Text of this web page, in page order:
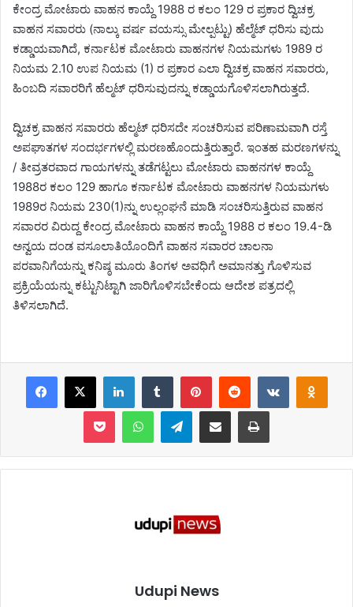
ಕೇಂದ್ರ ಮೋಟಾರು ವಾಹನ ಕಾಯ್ದೆ 1988 ರ ಕಲಂ 129 ರ ಪ್ರಕಾರ ದ್ವಿಚಕ್ರ
ವಾಹನ ಸವಾರರು (ನಾಲ್ಕು ವರ್ಷ ವಯಸ್ಸು ಮೇಲ್ಪಟ್ಟು) ಹೆಲ್ಮೆಟ್‌ ಧರಿಸು ವುದು
ಕಡ್ಡಾಯವಾಗಿದೆ, ಕರ್ನಾಟಕ ಮೋಟಾರು ವಾಹನಗಳ ನಿಯಮಗಳು 1989 ರ
ನಿಯಮ 2.10 ಉಪ ನಿಯಮ (1) ರ ಪ್ರಕಾರ ಎಲಾ ದ್ವಿಚಕ್ರ ವಾಹನ ಸವಾರರು,
ಹಿಂಬದಿ ಸವಾರರಿಗೆ ಹೆಲ್ಮಟ್‌ ಧರಿಸುವುದನ್ನು ಕಡ್ಡಾಯಗೊಳಿಸಲಾಗಿರುತ್ತದೆ.
ದ್ವಿಚಕ್ರ ವಾಹನ ಸವಾರರು ಹೆಲ್ಮಟ್ ಧರಿಸದೇ ಸಂಚರಿಸುವ ಪರಿಣಾಮವಾಗಿ ರಸ್ತೆ
ಅಪಘಾತಗಳ ಸಂದರ್ಭಗಳಲ್ಲಿ ಮರಣಹೊಂದುತ್ತಿರುತ್ತಾರೆ. ಇಂತಹ ಮರಣಗಳನ್ನು
/ ತೀವ್ರತರವಾದ ಗಾಯಗಳನ್ನು ತಡೆಗಟ್ಟಲು ಮೋಟಾರು ವಾಹನಗಳ ಕಾಯ್ದೆ
1988ರ ಕಲಂ 129 ಹಾಗೂ ಕರ್ನಾಟಕ ಮೋಟಾರು ವಾಹನಗಳ ನಿಯಮಗಳು
1989ರ ನಿಯಮ 230(1)ನ್ನು ಉಲ್ಲಂಘನೆ ಮಾಡಿ ಸಂಚರಿಸುತ್ತಿರುವ ವಾಹನ
ಸವಾರರ ವಿರುದ್ದ ಕೇಂದ್ರ ಮೋಟಾರು ವಾಹನ ಕಾಯ್ದೆ 1988 ರ ಕಲಂ 19.4-ಡಿ
ಅನ್ವಯ ದಂಡ ವಸೂಲಾತಿಯೊಂದಿಗೆ ವಾಹನ ಸವಾರರ ಚಾಲನಾ
ಪರವಾನಿಗೆಯನ್ನು ಕನಿಷ್ಠ ಮೂರು ತಿಂಗಳ ಅವಧಿಗೆ ಅಮಾನತ್ತು ಗೊಳಿಸುವ
ಪ್ರಕ್ರಿಯೆಯನ್ನು ಕಟ್ಟುನಿಟ್ಟಾಗಿ ಜಾರಿಗೊಳಿಸಬೇಕೆಂದು ಆದೇಶ ಪತ್ರದಲ್ಲಿ
ತಿಳಿಸಲಾಗಿದೆ.
Facebook X LinkedIn Tumblr Pinterest Reddit VKontakte Odnoklassniki
Pocket WhatsApp Telegram Share via Email Print
Udupi News